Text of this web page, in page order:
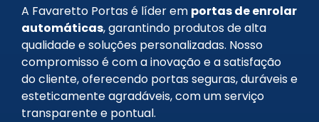
A Favaretto Portas é líder em portas de enrolar
automáticas, garantindo produtos de alta
qualidade e soluções personalizadas. Nosso
compromisso é com a inovação e a satisfação
do cliente, oferecendo portas seguras, duráveis e
esteticamente agradáveis, com um serviço
transparente e pontual.